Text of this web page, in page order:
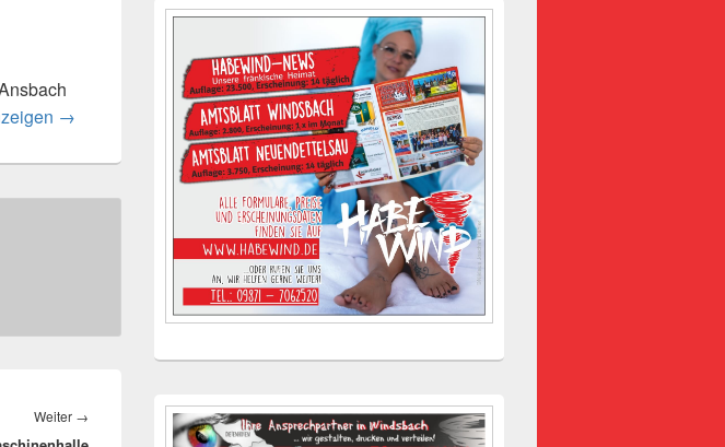
→
Weiter →